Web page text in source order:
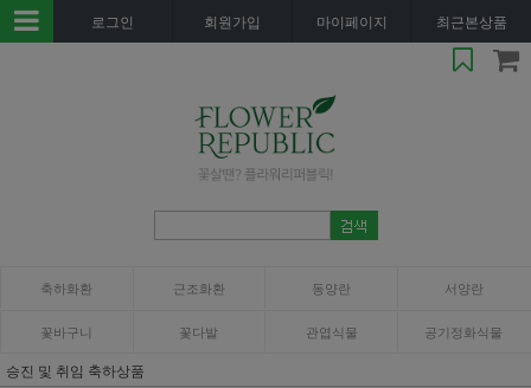
로그인 회원가입 마이페이지 최근본상품
축하화환 근조화환 동양란 서양란
꽃바구니 꽃다발 관엽식물 공기정화식물
승진 및 취임 축하상품